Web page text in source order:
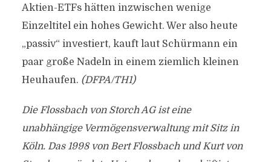
Aktien-ETFs hätten inzwischen wenige
Einzeltitel ein hohes Gewicht. Wer also heute
„passiv“ investiert, kauft laut Schürmann ein
paar große Nadeln in einem ziemlich kleinen
Heuhaufen. (DFPA/TH1)
Die Flossbach von Storch AG ist eine
unabhängige Vermögensverwaltung mit Sitz in
Köln. Das 1998 von Bert Flossbach und Kurt von